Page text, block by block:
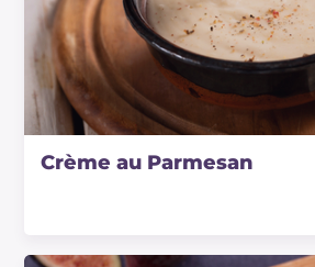
Crème au Parmesan